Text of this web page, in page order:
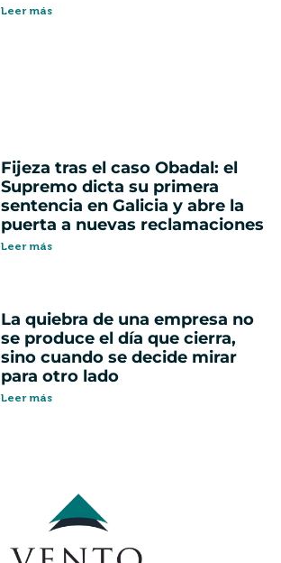
Leer más
Fijeza tras el caso Obadal: el
Supremo dicta su primera
sentencia en Galicia y abre la
puerta a nuevas reclamaciones
Leer más
La quiebra de una empresa no
se produce el día que cierra,
sino cuando se decide mirar
para otro lado
Leer más